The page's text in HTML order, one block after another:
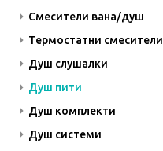
Смесители вана/душ
Термостатни смесители
Душ слушалки
Душ пити
Душ комплекти
Душ системи